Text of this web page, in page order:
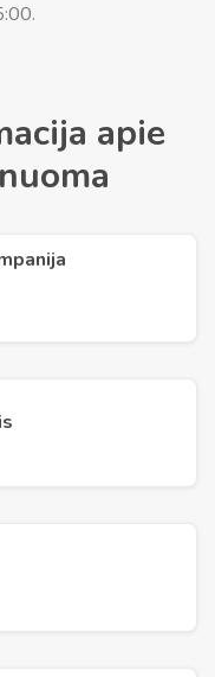
apie